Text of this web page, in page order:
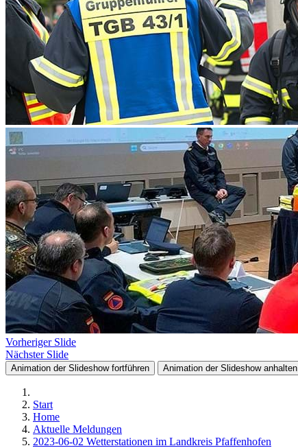
Vorheriger Slide
Nächster Slide
Animation der Slideshow fortführen Animation der Slideshow anhalten
Start
Home
Aktuelle Meldungen
2023-06-02 Wetterstationen im Landkreis Pfaffenhofen